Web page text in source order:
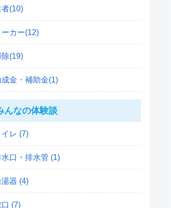
(10)
ーカー(12)
(19)
成金・補助金(1)
んなの体験談
イレ (7)
水口・排水管 (1)
器 (4)
(7)